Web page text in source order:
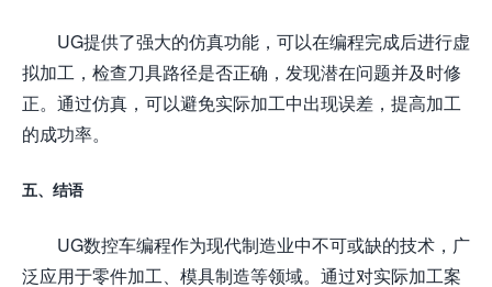
UG提供了强大的仿真功能，可以在编程完成后进行虚
拟加工，检查刀具路径是否正确，发现潜在问题并及时修
正。通过仿真，可以避免实际加工中出现误差，提高加工
的成功率。
五、结语
UG数控车编程作为现代制造业中不可或缺的技术，广
泛应用于零件加工、模具制造等领域。通过对实际加工案